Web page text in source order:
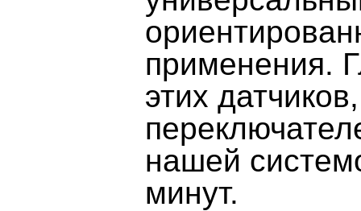
применения.
этих
нашей
минут.